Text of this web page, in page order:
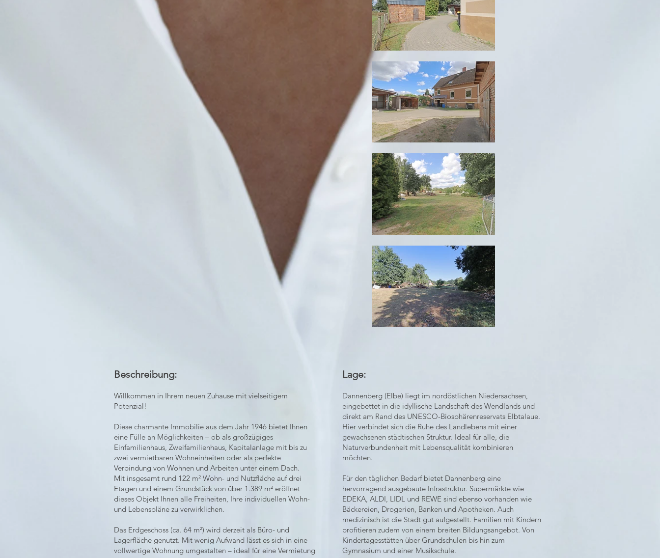
Beschreibung:
Willkommen in Ihrem neuen Zuhause mit vielseitigem
Potenzial!
Diese charmante Immobilie aus dem Jahr 1946 bietet Ihnen
eine Fülle an Möglichkeiten – ob als großzügiges
Einfamilienhaus, Zweifamilienhaus, Kapitalanlage mit bis zu
zwei vermietbaren Wohneinheiten oder als perfekte
Verbindung von Wohnen und Arbeiten unter einem Dach.
Mit insgesamt rund 122 m² Wohn- und Nutzfläche auf drei
Etagen und einem Grundstück von über 1.389 m² eröffnet
dieses Objekt Ihnen alle Freiheiten, Ihre individuellen Wohn-
und Lebenspläne zu verwirklichen.
Das Erdgeschoss (ca. 64 m²) wird derzeit als Büro- und
Lagerfläche genutzt. Mit wenig Aufwand lässt es sich in eine
vollwertige Wohnung umgestalten – ideal für eine Vermietung
Lage:
Dannenberg (Elbe) liegt im nordöstlichen Niedersachsen,
eingebettet in die idyllische Landschaft des Wendlands und
direkt am Rand des UNESCO-Biosphärenreservats Elbtalaue.
Hier verbindet sich die Ruhe des Landlebens mit einer
gewachsenen städtischen Struktur. Ideal für alle, die
Naturverbundenheit mit Lebensqualität kombinieren
möchten.
Für den täglichen Bedarf bietet Dannenberg eine
hervorragend ausgebaute Infrastruktur. Supermärkte wie
EDEKA, ALDI, LIDL und REWE sind ebenso vorhanden wie
Bäckereien, Drogerien, Banken und Apotheken. Auch
medizinisch ist die Stadt gut aufgestellt. Familien mit Kindern
profitieren zudem von einem breiten Bildungsangebot. Von
Kindertagesstätten über Grundschulen bis hin zum
Gymnasium und einer Musikschule.